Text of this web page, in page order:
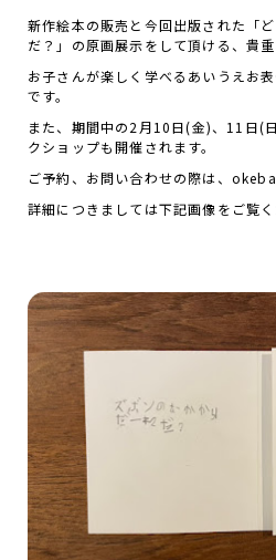
新作絵本の販売と今回出版された「
だ？」の原画展示をして頂ける、貴重
お子さんが楽しく学べるあいうえお
です。
また、期間中の2月10日(金)、11日(
クショップも開催されます。
ご予約、お問い合わせの際は、
詳細につきましては下記画像をご覧く